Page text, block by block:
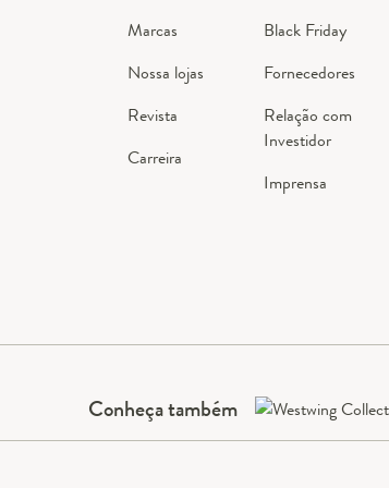
Marcas
Nossa lojas
Revista
Carreira
Black Friday
Fornecedores
Relação com
Investidor
Imprensa
Conheça também